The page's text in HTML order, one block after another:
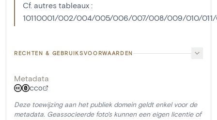
Cf. autres tableaux :
10110001/002/004/005/006/007/008/009/010/011/
RECHTEN & GEBRUIKSVOORWAARDEN
Metadata
CC0
Deze toewijzing aan het publiek domein geldt enkel voor de
metadata. Geassocieerde foto's kunnen een eigen licentie of